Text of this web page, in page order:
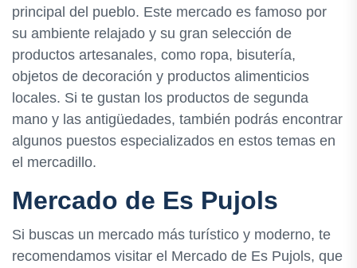
principal del pueblo. Este mercado es famoso por
su ambiente relajado y su gran selección de
productos artesanales, como ropa, bisutería,
objetos de decoración y productos alimenticios
locales. Si te gustan los productos de segunda
mano y las antigüedades, también podrás encontrar
algunos puestos especializados en estos temas en
el mercadillo.
Mercado de Es Pujols
Si buscas un mercado más turístico y moderno, te
recomendamos visitar el Mercado de Es Pujols, que